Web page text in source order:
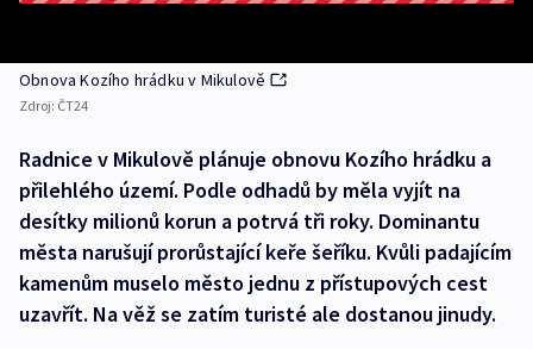
Obnova Kozího hrádku v Mikulově
Zdroj: ČT24
Radnice v Mikulově plánuje obnovu Kozího hrádku a
přilehlého území. Podle odhadů by měla vyjít na
desítky milionů korun a potrvá tři roky. Dominantu
města narušují prorůstající keře šeříku. Kvůli padajícím
kamenům muselo město jednu z přístupových cest
uzavřít. Na věž se zatím turisté ale dostanou jinudy.